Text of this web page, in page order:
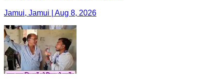
Jamui, Jamui | Aug 8, 2026